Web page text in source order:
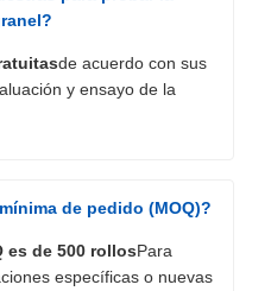
de acuerdo con sus
y ensayo de la
de pedido (MOQ)?
es de 500 rollosPara
específicas o nuevas